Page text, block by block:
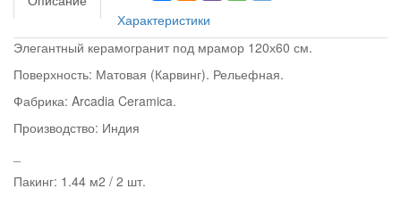
Характеристики
Элегантный керамогранит под мрамор 120х60 см.
Поверхность: Матовая (Карвинг). Рельефная.
Фабрика: Arcadia Ceramica.
Производство: Индия
Пакинг: 1.44 м2 / 2 шт.